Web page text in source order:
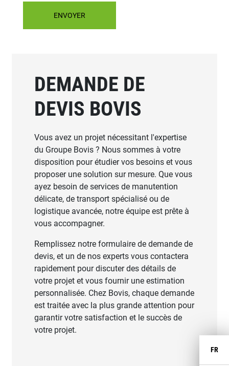
FR
DEMANDE DE
DEVIS BOVIS
Vous avez un projet nécessitant l'expertise
du Groupe Bovis ? Nous sommes à votre
disposition pour étudier vos besoins et vous
proposer une solution sur mesure. Que vous
ayez besoin de services de manutention
délicate, de transport spécialisé ou de
logistique avancée, notre équipe est prête à
vous accompagner.
Remplissez notre formulaire de demande de
devis, et un de nos experts vous contactera
rapidement pour discuter des détails de
votre projet et vous fournir une estimation
personnalisée. Chez Bovis, chaque demande
est traitée avec la plus grande attention pour
garantir votre satisfaction et le succès de
votre projet.